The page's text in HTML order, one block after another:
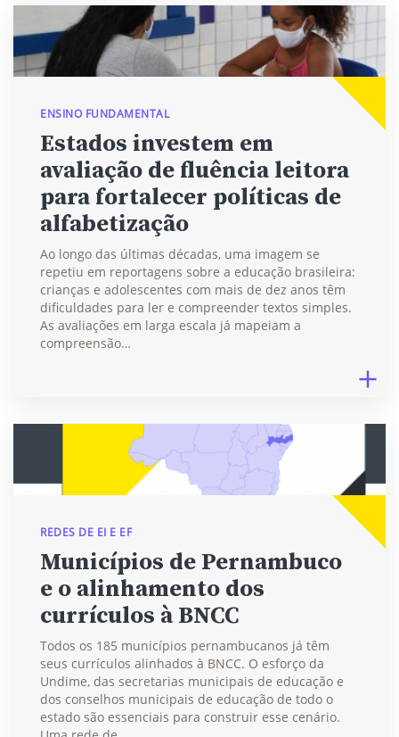
ENSINO FUNDAMENTAL
Estados investem em
avaliação de fluência leitora
para fortalecer políticas de
alfabetização
Ao longo das últimas décadas, uma imagem se
repetiu em reportagens sobre a educação brasileira:
crianças e adolescentes com mais de dez anos têm
dificuldades para ler e compreender textos simples.
As avaliações em larga escala já mapeiam a
compreensão…
REDES DE EI E EF
Municípios de Pernambuco
e o alinhamento dos
currículos à BNCC
Todos os 185 municípios pernambucanos já têm
seus currículos alinhados à BNCC. O esforço da
Undime, das secretarias municipais de educação e
dos conselhos municipais de educação de todo o
estado são essenciais para construir esse cenário.